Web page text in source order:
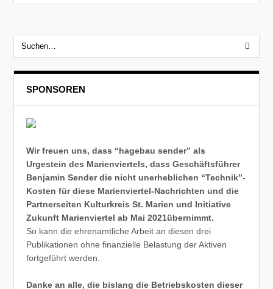
SPONSOREN
Wir freuen uns, dass “hagebau sender” als
Urgestein des Marienviertels, dass Geschäftsführer
Benjamin Sender die nicht unerheblichen “Technik”-
Kosten für diese Marienviertel-Nachrichten und die
Partnerseiten Kulturkreis St. Marien und Initiative
Zukunft Marienviertel ab Mai 2021übernimmt.
So kann die ehrenamtliche Arbeit an diesen drei
Publikationen ohne finanzielle Belastung der Aktiven
fortgeführt werden.
Danke an alle, die bislang die Betriebskosten dieser